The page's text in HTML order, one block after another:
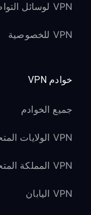
VPN لوسائل التواصل الاجتماعي
VPN للخصوصية
خوادم VPN
جميع الخوادم
VPN الولايات المتحدة
VPN المملكة المتحدة
VPN اليابان